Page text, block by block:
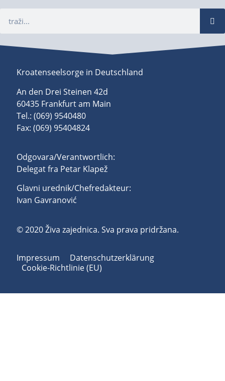
Kroatenseelsorge in Deutschland
An den Drei Steinen 42d
60435 Frankfurt am Main
Tel.: (069) 9540480
Fax: (069) 95404824
Odgovara/Verantwortlich:
Delegat fra Petar Klapež
Glavni urednik/Chefredakteur:
Ivan Gavranović
© 2020 Živa zajednica. Sva prava pridržana.
Impressum
Datenschutzerklärung
Cookie-Richtlinie (EU)